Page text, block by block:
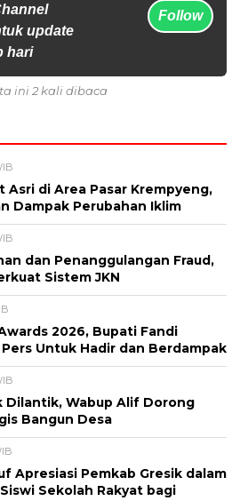
update
hari
Follow
ini 2 kali dibaca
Asri di Area Pasar Krempyeng,
Dampak Perubahan Iklim
dan Penanggulangan Fraud,
Sistem JKN
2026, Bupati Fandi
Untuk Hadir dan Berdampak
Dilantik, Wabup Alif Dorong
Bangun Desa
Apresiasi Pemkab Gresik dalam
Sekolah Rakyat bagi